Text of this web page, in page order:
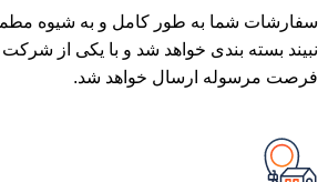
سفارشات شما به طور کامل و به شیوه
نبیند بسته بندی خواهد شد و با یکی از
فرصت مرسوله ارسال خواهد شد.